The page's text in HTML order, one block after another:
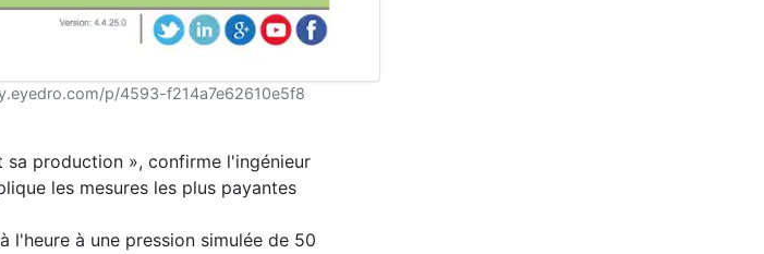
p/4593-f214a7e62610e5f8
production », confirme l'ingénieur
les mesures les plus payantes
l'heure à une pression simulée de 50